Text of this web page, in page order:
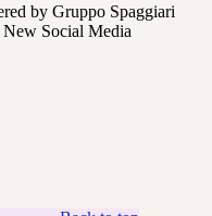
by Gruppo Spaggiari
Social Media